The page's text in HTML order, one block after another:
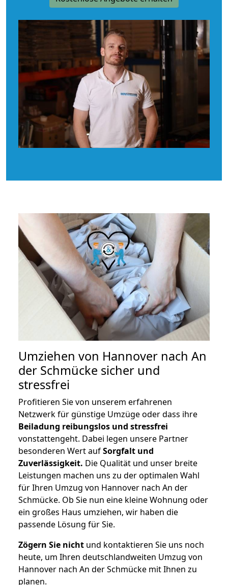
Umziehen von Hannover nach An
der Schmücke sicher und
stressfrei
Profitieren Sie von unserem erfahrenen
Netzwerk für günstige Umzüge oder dass ihre
Beiladung reibungslos und stressfrei
vonstattengeht. Dabei legen unsere Partner
besonderen Wert aufSorgfalt und
Zuverlässigkeit. Die Qualität und unser breite
Leistungen machen uns zu der optimalen Wahl
für Ihren Umzug von Hannover nach An der
Schmücke. Ob Sie nun eine kleine Wohnung oder
ein großes Haus umziehen, wir haben die
passende Lösung für Sie.
Zögern Sie nicht und kontaktieren Sie uns noch
heute, um Ihren deutschlandweiten Umzug von
Hannover nach An der Schmücke mit Ihnen zu
planen.